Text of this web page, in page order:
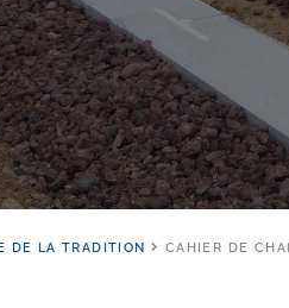
DE LA TRADITION CAHIER DE